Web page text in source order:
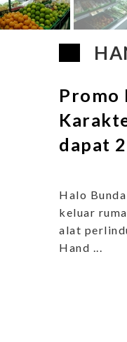
Promo
dapat
Halo
keluar
alat
Hand ...